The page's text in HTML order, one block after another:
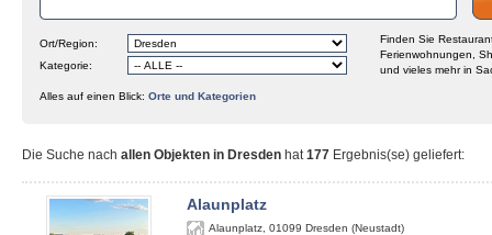
Ort/Region:
Kategorie:
Finden Sie
Ferienwohnungen,
und vieles mehr in
Alles auf einen Blick: Orte und Kategorien
Die Suche nach allen Objekten in Dresden hat177 Ergebnis(se) geliefert:
Alaunplatz
Alaunplatz 01099 Dresden (Neustadt)